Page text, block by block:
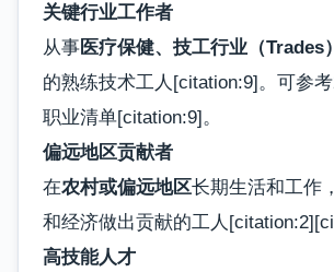
关键行业工作者
从事医疗保健、技工行业（Trades）
的熟练技术工人[citation:9]。可参
职业清单[citation:9]。
偏远地区贡献者
在农村或偏远地区长期生活和工作
和经济做出贡献的工人
高技能人才